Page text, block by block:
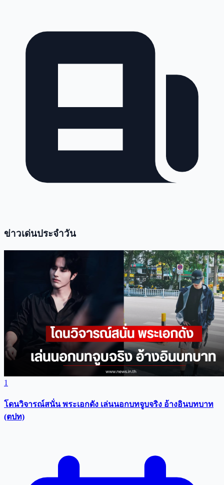
ข่าวเด่นประจำวัน
1
โดนวิจารณ์สนั่น พระเอกดัง เล่นนอกบทจูบจริง อ้างอินบทบาท
(ตปท)